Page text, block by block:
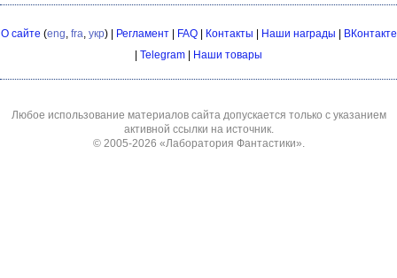
О сайте (eng fra укр) | Регламент| FAQ| Контакты | Наши награды | ВКонтакте
| Telegram | Наши товары
Любое использование материалов сайта допускается только с указанием
активной ссылки на источник.
© 2005-2026 «Лаборатория Фантастики»